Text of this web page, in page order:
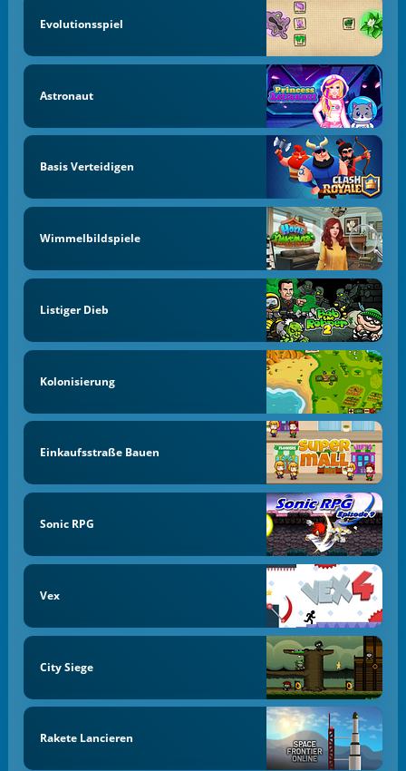
Evolutionsspiel
Astronaut
Basis Verteidigen
Wimmelbildspiele
Listiger Dieb
Kolonisierung
Einkaufsstraße Bauen
Sonic RPG
Vex
City Siege
Rakete Lancieren